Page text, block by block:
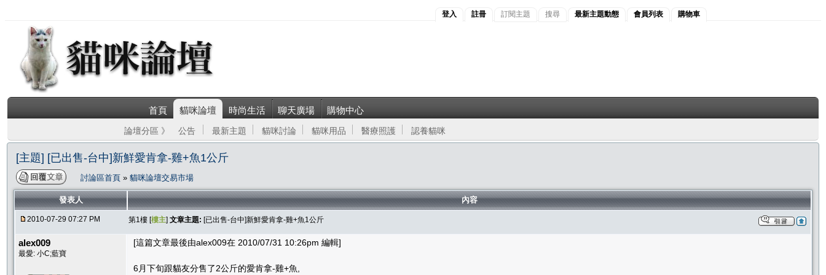
登入 註冊 訂閱主題 搜尋 最新主題動態 會員列表 購物車
首頁 貓咪論壇 時尚生活 聊天廣場 購物中心
論壇分區 》 公告 最新主題 貓咪討論 貓咪用品 醫療照護 認養貓咪
[主題] [已出售-台中]新鮮愛肯拿-雞+魚1公斤
討論區首頁 » 貓咪論壇交易市場
發表人 內容
2010-07-29 07:27 PM 第1樓 [樓主] 文章主題: [已出售-台中]新鮮愛肯拿-雞+魚1公斤
alex009
最愛: 小C;藍寶
[這篇文章最後由alex009在 2010/07/31 10:26pm 編輯]
6月下旬跟貓友分售了2公斤的愛肯拿-雞+魚,